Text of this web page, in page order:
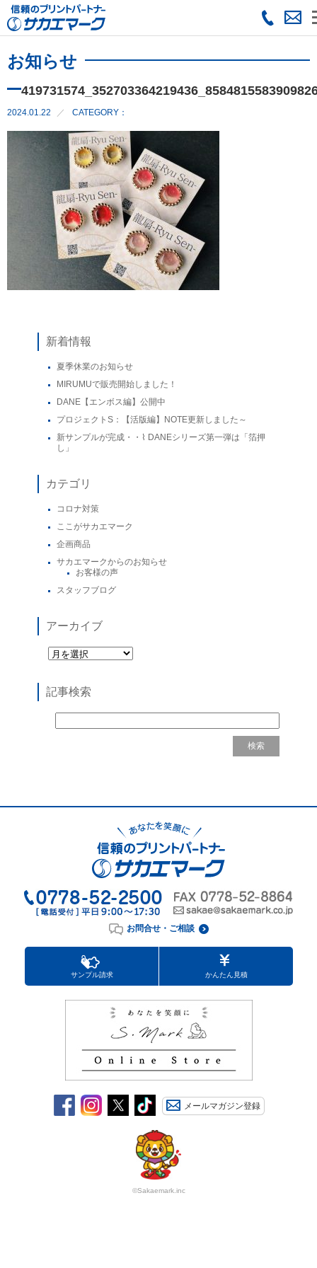
お知らせ
2024.01.22 CATEGORY：
新着情報
夏季休業のお知らせ
MIRUMUで販売開始しました！
DANE【エンボス編】公開中
プロジェクトS：【活版編】NOTE更新しました～
新サンプルが完成・・⌇ DANEシリーズ第一弾は「箔押
し」
カテゴリ
コロナ対策
ここがサカエマーク
企画商品
サカエマークからのお知らせ
お客様の声
スタッフブログ
アーカイブ
記事検索
お問合せ・ご相談
サンプル請求 かんたん見積
メールマガジン登録
©Sakaemark.inc